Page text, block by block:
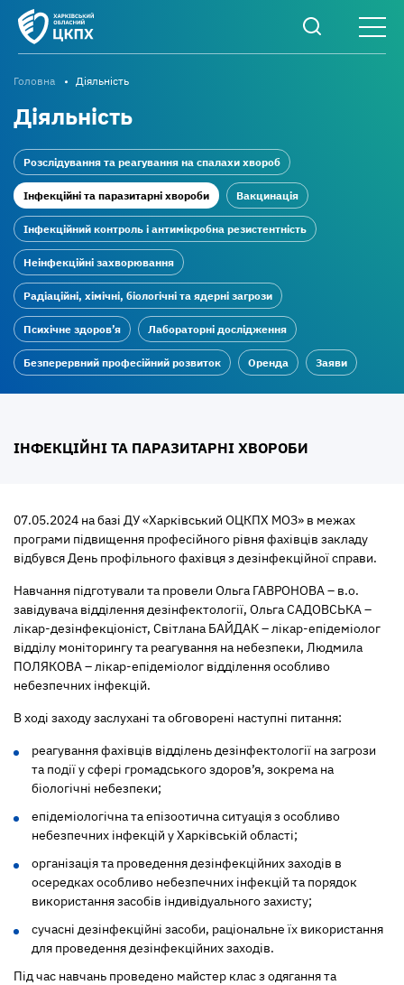
Головна Діяльність
Діяльність
Розслідування та реагування на спалахи хвороб
Інфекційні та паразитарні хвороби Вакцинація
Інфекційний контроль і антимікробна резистентність
Неінфекційні захворювання
Радіаційні, хімічні, біологічні та ядерні загрози
Психічне здоров’я Лабораторні дослідження
Безперервний професійний розвиток Оренда Заяви
ІНФЕКЦІЙНІ ТА ПАРАЗИТАРНІ ХВОРОБИ
07.05.2024 на базі ДУ «Харківський ОЦКПХ МОЗ» в межах
програми підвищення професійного рівня фахівців закладу
відбувся День профільного фахівця з дезінфекційної справи.
Навчання підготували та провели Ольга ГАВРОНОВА – в.о.
завідувача відділення дезінфектології, Ольга САДОВСЬКА –
лікар-дезінфекціоніст, Світлана БАЙДАК – лікар-епідеміолог
відділу моніторингу та реагування на небезпеки, Людмила
ПОЛЯКОВА – лікар-епідеміолог відділення особливо
небезпечних інфекцій.
В ході заходу заслухані та обговорені наступні питання:
реагування фахівців відділень дезінфектології на загрози
та події у сфері громадського здоров’я, зокрема на
біологічні небезпеки;
епідеміологічна та епізоотична ситуація з особливо
небезпечних інфекцій у Харківській області;
організація та проведення дезінфекційних заходів в
осередках особливо небезпечних інфекцій та порядок
використання засобів індивідуального захисту;
сучасні дезінфекційні засоби, раціональне їх використання
для проведення дезінфекційних заходів.
Під час навчань проведено майстер клас з одягання та